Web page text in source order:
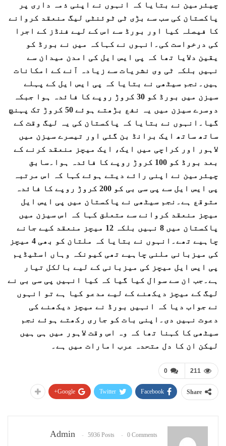
چیئرمین نے بتایا کہ انہوں نے اپنی ذمہ داری پر
پاکستان کی سب سے بڑی ٹی ٹوئنٹی لیگ منعقد کروانے
کا فیصلہ کیا اور بورڈ سے اس کے لیے فنڈز کے اجرا
کی درخواست کی۔انہوں نے کہاکہ میں نے بورڈ کو
یقین دلایا تھا کہ پی ایس ایل کی امدن میدان سے
نہیں بلکہ ٹی وی نشریات سے زیادہ آنے کے امکانات
ہیں۔نجم سیٹھی نے بتایا کہ پی ایس ایل کے پہلے
سیزن میں بورڈ کو 30 کروڑ روپے کا فائدہ ہوا جبکہ
دوسرے سیزن میں یہ نفع بڑھتے ہوئے 50 کروڑ تک پہنچ
گیا۔انہوں نے بتایا کہ پاکستان کی یہ لیگ وقت کے
ساتھ ساتھ ایک برانڈ بن گئی اور تیسرے سیزن میں
لاہور اور کراچی میں ایک، ایک میچز منعقد کرنے کے
بعد بورڈ کو 100 کروڑ روپے کا فائدہ ہوا۔سابق
چیئرمین نے اپنی رائے دیتے ہوئے کہا کہ اس مرتبہ
پی ایس ایل سے پی سی بی کو 200 کروڑ روپے کا فائدہ
متوقع ہے۔نجم سیٹھی نے پاکستان میں پی ایس ایل
میچز منعقد کروانے سے متعلق کہا کہ اس سیزن میں
پاکستان میں 8 نہیں بلکہ 12 میچز منعقد کیے جانے
چاہیے تھے۔انہوں نے بتایا کہ ملتان کو بھی 4 میچز
کی میزبانی ملنی چاہیے تھی کیونکہ وہاں اسٹیڈیم
پی ایس ایل میچز کی میزبانی کے لیے بالکل تیار
ہے۔جب ان سے سوال کیا گیا کہ کیا انہیں پی سی بی نے
لیگ کے میچز دیکھنے کے لیے مدعو کیا ہے تو انہوں
نے جواب دیا کہ انہیں بورڈ نے میچز دیکھنے کی
دعوت نہیں دی۔اپنی بات کو جاری رکھتے ہوئے نجم
سیٹھی کا کہنا تھا کہ وہ اس وقت لاہور میں ہی ہیں
لیکن ان کا دل متحدہ عرب امارات میں ہے۔
0 211
Share
Facebook
Twitter
Google+
Admin 5936 Posts 0 Comments